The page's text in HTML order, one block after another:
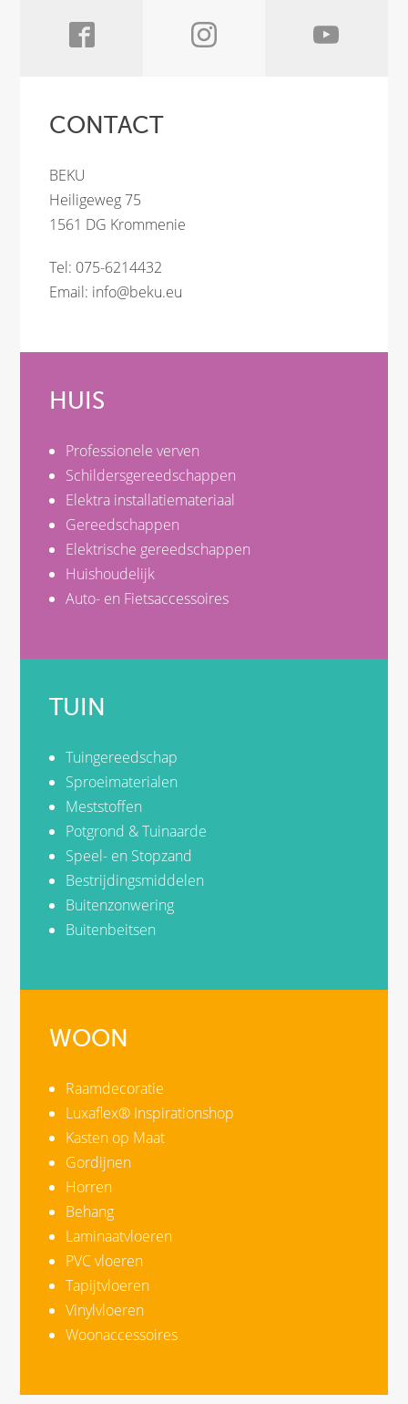
CONTACT
BEKU
Heiligeweg 75
1561 DG Krommenie
Tel: 075-6214432
Email: info@beku.eu
HUIS
Professionele verven
Schildersgereedschappen
Elektra installatiemateriaal
Gereedschappen
Elektrische gereedschappen
Huishoudelijk
Auto- en Fietsaccessoires
TUIN
Tuingereedschap
Sproeimaterialen
Meststoffen
Potgrond & Tuinaarde
Speel- en Stopzand
Bestrijdingsmiddelen
Buitenzonwering
Buitenbeitsen
WOON
Raamdecoratie
Luxaflex® Inspirationshop
Kasten op Maat
Gordijnen
Horren
Behang
Laminaatvloeren
PVC vloeren
Tapijtvloeren
Vinylvloeren
Woonaccessoires